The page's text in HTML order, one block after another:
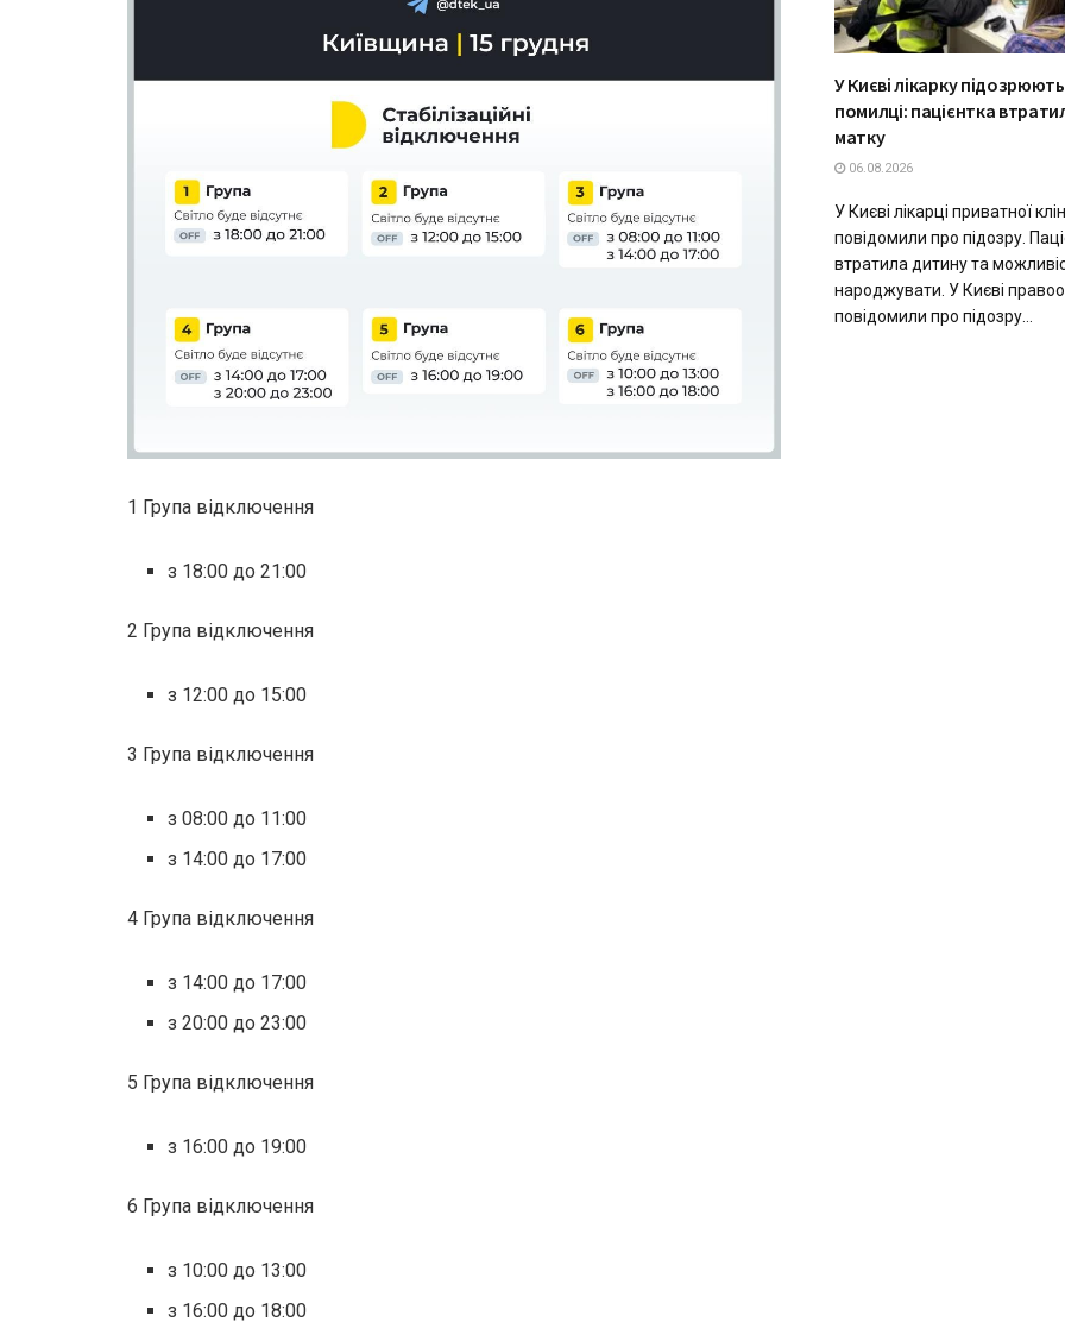
1 Група відключення
з 18:00 до 21:00
2 Група відключення
з 12:00 до 15:00
3 Група відключення
з 08:00 до 11:00
з 14:00 до 17:00
4 Група відключення
з 14:00 до 17:00
з 20:00 до 23:00
5 Група відключення
з 16:00 до 19:00
6 Група відключення
з 10:00 до 13:00
з 16:00 до 18:00
У Києві лікарку
помилці: пацієнтка
матку
06.08.2026
У Києві лікарці приватної
повідомили про підозру.
втратила дитину та
народжувати. У Києві
повідомили про підозру...